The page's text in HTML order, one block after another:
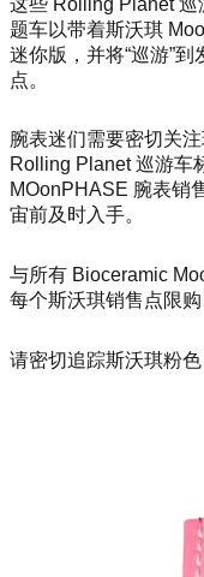
题车以带着斯沃琪 Moo
迷你版，并将“巡游”
点。
腕表迷们需要密切关
Rolling Planet 巡游车
MOonPHASE 腕表销
宙前及时入手。
与所有 Bioceramic
每个斯沃琪销售点限购
请密切追踪斯沃琪粉